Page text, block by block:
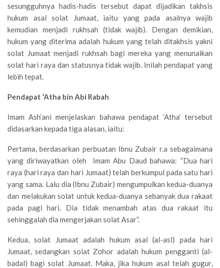
sesungguhnya hadis-hadis tersebut dapat dijadikan takhsis
hukum asal solat Jumaat, iaitu yang pada asalnya wajib
kemudian menjadi rukhsah (tidak wajib). Dengan demikian,
hukum yang diterima adalah hukum yang telah ditakhsis yakni
solat Jumaat menjadi rukhsah bagi mereka yang menunaikan
solat hari raya dan statusnya tidak wajib. Inilah pendapat yang
lebih tepat.
Pendapat ‘Atha bin Abi Rabah
Imam Ash’ani menjelaskan bahawa pendapat ‘Atha’ tersebut
didasarkan kepada tiga alasan, iaitu:
Pertama, berdasarkan perbuatan Ibnu Zubair r.a sebagaimana
yang diriwayatkan oleh Imam Abu Daud bahawa: “Dua hari
raya (hari raya dan hari Jumaat) telah berkumpul pada satu hari
yang sama. Lalu dia (Ibnu Zubair) mengumpulkan kedua-duanya
dan melakukan solat untuk kedua-duanya sebanyak dua rakaat
pada pagi hari. Dia tidak menambah atas dua rakaat itu
sehinggalah dia mengerjakan solat Asar”.
Kedua, solat Jumaat adalah hukum asal (al-asl) pada hari
Jumaat, sedangkan solat Zohor adalah hukum pengganti (al-
badal) bagi solat Jumaat. Maka, jika hukum asal telah gugur,